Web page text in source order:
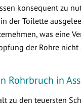
konsequent zu
der Toilette
was eine
der Rohre
Rohrbruch in
zu den teuersten